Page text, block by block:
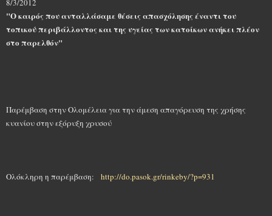
8/3/2012
"Ο καιρός που ανταλλάσαμε θέσεις απασχόλησης έναντι του
τοπικού περιβάλλοντος και της υγείας των κατοίκων ανήκει πλέον
στο παρελθόν"
Παρέμβαση στην Ολομέλεια για την άμεση απαγόρευση της χρήσης
κυανίου στην εξόρυξη χρυσού
Ολόκληρη η παρέμβαση: http://do.pasok.gr/rinkeby/?p=931